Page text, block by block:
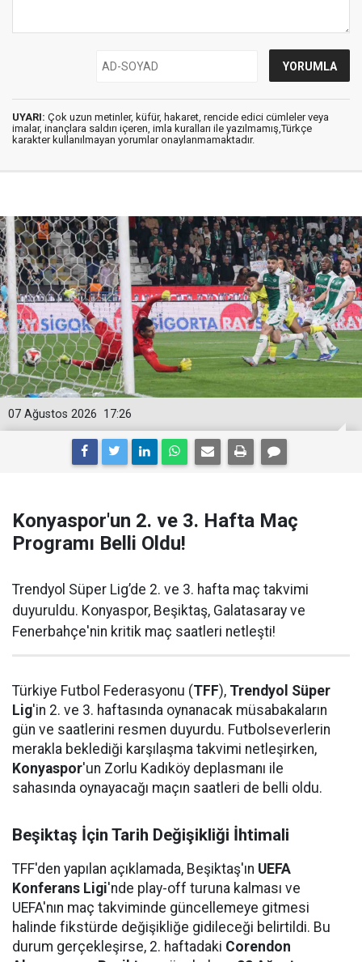
UYARI: Çok uzun metinler, küfür, hakaret, rencide edici cümleler veya
imalar, inançlara saldırı içeren, imla kuralları ile yazılmamış,Türkçe
karakter kullanılmayan yorumlar onaylanmamaktadır.
17:26
07 Ağustos 2026
Konyaspor'un 2. ve 3. Hafta Maç
Programı Belli Oldu!
Trendyol Süper Lig’de 2. ve 3. hafta maç takvimi
duyuruldu. Konyaspor, Beşiktaş, Galatasaray ve
Fenerbahçe'nin kritik maç saatleri netleşti!
Türkiye Futbol Federasyonu (TFF), Trendyol Süper
Lig'in 2. ve 3. haftasında oynanacak müsabakaların
gün ve saatlerini resmen duyurdu. Futbolseverlerin
merakla beklediği karşılaşma takvimi netleşirken,
Konyaspor'un Zorlu Kadıköy deplasmanı ile
sahasında oynayacağı maçın saatleri de belli oldu.
Beşiktaş İçin Tarih Değişikliği İhtimali
TFF'den yapılan açıklamada, Beşiktaş'ın UEFA
Konferans Ligi'nde play-off turuna kalması ve
UEFA'nın maç takviminde güncellemeye gitmesi
halinde fikstürde değişikliğe gidileceği belirtildi. Bu
durum gerçekleşirse, 2. haftadaki Corendon